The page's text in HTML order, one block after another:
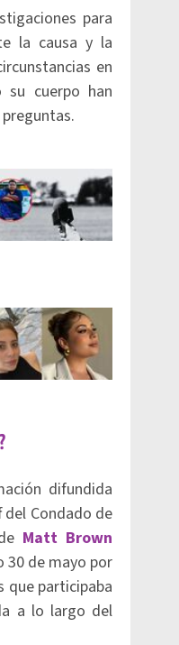
para
la causa y la
en
su cuerpo han
difundida
del Condado de
Matt Brown
30 de mayo por
que participaba
a lo largo del